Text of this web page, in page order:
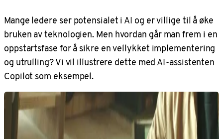
Mange ledere ser potensialet i AI og er villige til å øke
bruken av teknologien. Men hvordan går man frem i en
oppstartsfase for å sikre en vellykket implementering
og utrulling? Vi vil illustrere dette med AI-assistenten
Copilot som eksempel.